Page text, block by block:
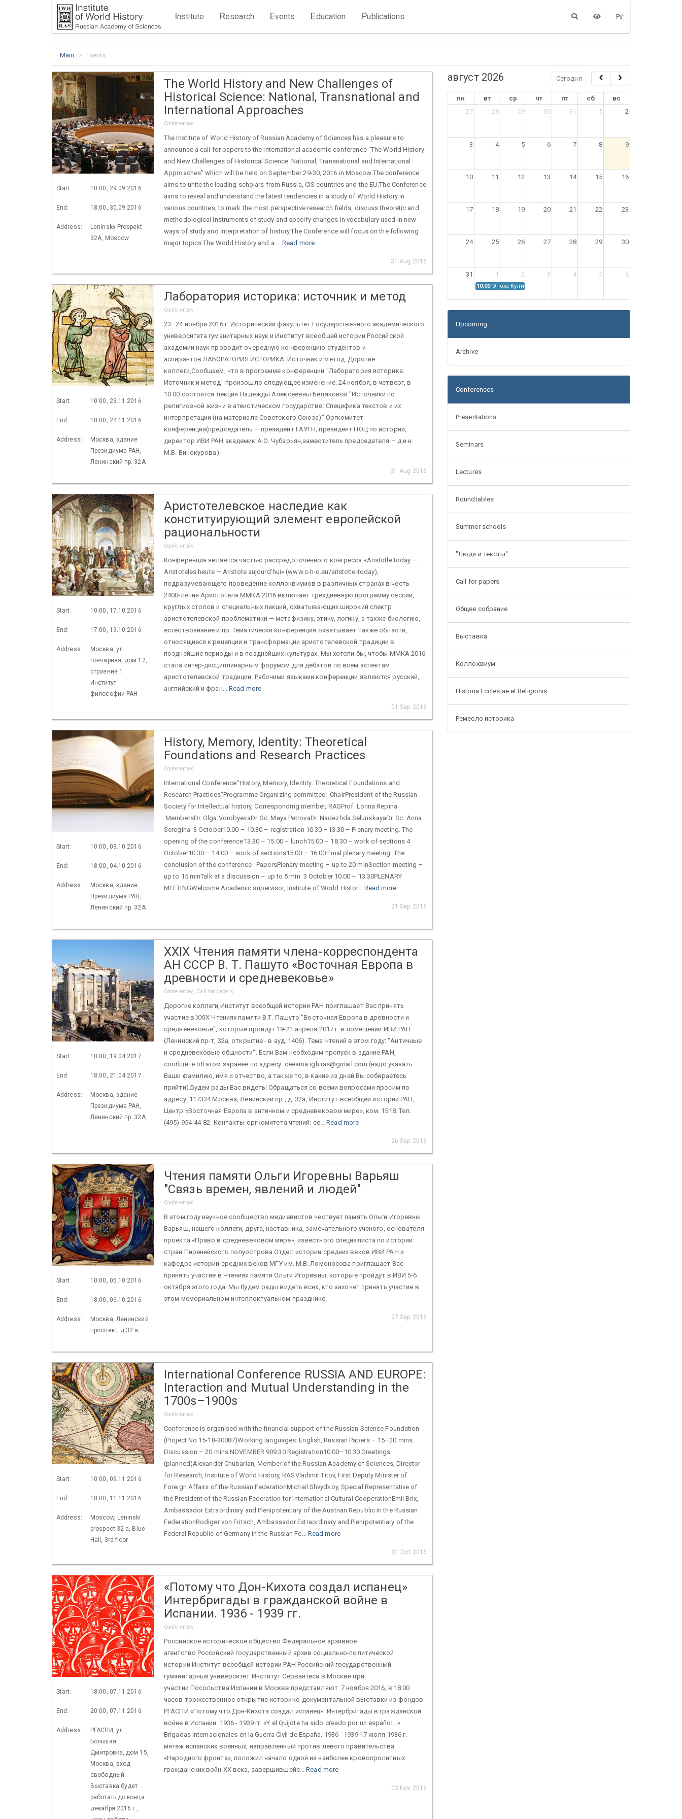
Institute Research Events Education Publications Ру
Main Events
Start: 10:00, 29.09.2016
End: 18:00, 30.09.2016
Address:
Leninsky Prospekt
32A, Moscow
The World History and New Challenges of
Historical Science: National, Transnational and
International Approaches
Conferences
The Institute of World History of Russian Academy of Sciences has a pleasure to
announce a call for papers to the international academic conference “The World History
and New Challenges of Historical Science: National, Transnational and International
Approaches” which will be held on September 29-30, 2016 in Moscow.The conference
aims to unite the leading scholars from Russia, CIS countries and the EU.The Conference
aims to reveal and understand the latest tendencies in a study of World History in
various countries, to mark the most perspective research fields, discuss theoretic and
methodological instruments of study and specify changes in vocabulary used in new
ways of study and interpretation of history.The Conference will focus on the following
major topics:The World History and a ...Read more
31 Aug 2016
Start: 10:00, 23.11.2016
End: 18:00, 24.11.2016
Address:
Москва, здание
Президиума РАН,
Ленинский пр. 32А
Лаборатория историка: источник и метод
Conferences
23–24 ноября 2016 г. Исторический факультет Государственного академического
университета гуманитарных наук и Институт всеобщей истории Российской
академии наук проводит очередную конференцию студентов и
аспирантов ЛАБОРАТОРИЯ ИСТОРИКА: Источник и метод. Дорогие
коллеги,Сообщаем, что в программе конференции "Лаборатория историка:
Источник и метод" произошло следующее изменение. 24 ноября, в четверг, в
10.00 состоится лекция Надежды Алексеевны Беляковой "Источники по
религиозной жизни в атеистическом государстве: Специфика текстов и их
интерпретации (на материале Советского Союза)".Оргкомитет
конференции(председатель – президент ГАУГН, президент НОЦ по истории,
директор ИВИ РАН академик А.О. Чубарьян,заместитель председателя – д.и.н.
М.В. Винокурова).
31 Aug 2016
Start: 10:00, 17.10.2016
End: 17:00, 19.10.2016
Address:
Москва, ул.
Гончарная, дом 12,
строение 1
Институт
философии РАН
Аристотелевское наследие как
конституирующий элемент европейской
рациональности
Conferences
Конференция является частью рассредоточенного конгресса «Aristotle today —
Aristoteles heute — Aristote aujourd’hui» (www.c-h-o.eu/aristotle-today),
подразумевающего проведение коллоквиумов в различных странах в честь
2400-летия Аристотеля.ММКА 2016 включает трёхдневную программу сессий,
круглых столов и специальных лекций, охватывающих широкий спектр
аристотелевской проблематики — метафизику, этику, логику, а также биологию,
естествознание и пр. Тематически конференция охватывает также области,
относящиеся к рецепции и трансформации аристотелевской традиции в
позднейшие периоды и в позднейших культурах. Мы хотели бы, чтобы ММКА 2016
стала интер-дисциплинарным форумом для дебатов по всем аспектам
аристотелевской традиции. Рабочими языками конференции являются русский,
английский и фран...Read more
01 Sep 2016
Start: 10:00, 03.10.2016
End: 18:00, 04.10.2016
Address:
Москва, здание
Президиума РАН,
Ленинский пр. 32А
History, Memory, Identity: Theoretical
Foundations and Research Practices
Conferences
International Conference“History, Memory, Identity: Theoretical Foundations and
Research Practices”Programme Organizing committee: ChairPresident of the Russian
Society for Intellectual history, Corresponding member, RASProf. Lorina Repina
MembersDr. Olga VorobyevaDr. Sc. Maya PetrovaDr. Nadezhda SelunskayaDr. Sc. Anna
Seregina 3 October10.00 – 10.30 – registration 10.30 –13.30 – Plenary meeting. The
opening of the conference13.30 – 15.00 – lunch15.00 – 18.30 – work of sections 4
October10.30 – 14.00 – work of sections15.00 – 16.00 Final plenary meeting. The
conclusion of the conference PapersPlenary meeting – up to 20 minSection meeting –
up to 15 minTalk at a discussion – up to 5 min 3 October 10.00 – 13.30PLENARY
MEETINGWelcome:Academic supervisor, Institute of World Histor... Read more
21 Sep 2016
Start: 10:00, 19.04.2017
End: 18:00, 21.04.2017
Address:
Москва, здание
Президиума РАН,
Ленинский пр. 32А
XXIХ Чтения памяти члена-корреспондента
АН СССР В. Т. Пашуто «Восточная Европа в
древности и средневековье»
Conferences, Call for papers
Дорогие коллеги,Институт всеобщей истории РАН приглашает Вас принять
участие в XXIX Чтениях памяти В.Т. Пашуто "Восточная Европа в древности и
средневековье", которые пройдут 19-21 апреля 2017 г. в помещении ИВИ РАН
(Ленинский пр-т, 32а, открытие - в ауд. 1406). Тема Чтений в этом году: "Античные
и средневековые общности". Если Вам необходим пропуск в здание РАН,
сообщите об этом заранее по адресу: ceeama.igh.ras@gmail.com (надо указать
Ваши фамилию, имя и отчество, а также то, в какие из дней Вы собираетесь
прийти).Будем рады Вас видеть! Обращаться со всеми вопросами просим по
адресу: 117334 Москва, Ленинский пр., д. 32а, Институт всеобщей истории РАН,
Центр «Восточная Европа в античном и средневековом мире», ком. 1518. Тел.
(495) 954-44-82. Контакты оргкомитета чтений: ce...Read more
26 Sep 2016
Start: 10:00, 05.10.2016
End: 18:00, 06.10.2016
Address:
Москва, Ленинский
проспект, д.32 а
Чтения памяти Ольги Игоревны Варьяш
"Связь времен, явлений и людей"
Conferences
В этом году научное сообщество медиевистов чествует память Ольги Игоревны
Варьяш, нашего коллеги, друга, наставника, замечательного ученого, основателя
проекта «Право в средневековом мире», известного специалиста по истории
стран Пиренейского полуострова.Отдел истории средних веков ИВИ РАН и
кафедра истории средних веков МГУ им. М.В. Ломоносова приглашает Вас
принять участие в Чтениях памяти Ольги Игоревны, которые пройдут в ИВИ 5-6
октября этого года. Мы будем рады видеть всех, кто захочет принять участие в
этом мемориальном интеллектуальном празднике.
27 Sep 2016
Start: 10:00, 09.11.2016
End: 18:00, 11.11.2016
Address:
Moscow, Leninski
prospect 32 a, Blue
Hall, 3rd floor
International Conference RUSSIA AND EUROPE:
Interaction and Mutual Understanding in the
1700s–1900s
Conferences
Conference is organised with the financial support of the Russian Science Foundation
(Project No 15-18-30087)Working languages: English, Russian Papers – 15–20 mins.
Discussion – 20 mins.NOVEMBER 909.30 Registration10.00–10.30 Greetings
(planned)Alexander Chubarian, Member of the Russian Academy of Sciences, Director
for Research, Institute of World History, RASVladimir Titov, First Deputy Minister of
Foreign Affairs of the Russian FederationMichail Shvydkoy, Special Representative of
the President of the Russian Federation for International Cultural CooperationEmil Brix,
Ambassador Extraordinary and Plenipotentiary of the Austrian Republic in the Russian
FederationRodiger von Fritsch, Ambassador Extraordinary and Plenipotentiary of the
Federal Republic of Germany in the Russian Fe... Read more
31 Oct 2016
Start: 18:00, 07.11.2016
End: 20:00, 07.11.2016
Address:
РГАСПИ, ул.
Большая
Дмитровка, дом 15,
Москва, вход
свободный.
Выставка будет
работать до конца
декабря 2016 г.,
«Потому что Дон-Кихота создал испанец»
Интербригады в гражданской войне в
Испании. 1936 - 1939 гг.
Conferences
Российское историческое общество Федеральное архивное
агентство Российский государственный архив социально-политической
истории Институт всеобщей истории РАН Российский государственный
гуманитарный университет Институт Сервантеса в Москве при
участии Посольства Испании в Москве представляют 7 ноября 2016, в 18:00
часов торжественное открытие историко-документальной выставки из фондов
РГАСПИ «Потому что Дон-Кихота создал испанец» Интербригады в гражданской
войне в Испании. 1936 - 1939 гг. «Y el Quijote ha sido creado por un español…»
Brigadas Internacionales en la Guerra Civil de España. 1936 - 1939 17 июля 1936 г.
мятеж испанских военных, направленный против левого правительства
«Народного фронта», положил начало одной из наиболее кровопролитных
гражданских войн XX века, завершившейс...Read more
03 Nov 2016
август 2026 Сегодня
пн вт ср чт пт сб
вс
27
28 29 30 31 1 2
3 4 5 6 7 8 9
10 11 12 13 14 15 16
17 18 19 20 21 22 23
24 25 26 27 28 29 30
31 1 2 3 4 5 6
10:00 Эпоха Куликовской битвы: Проблемы источниковедения
Upcoming
Archive
Conferences
Presentations
Seminars
Lectures
Roundtables
Summer schools
"Люди и тексты"
Call for papers
Общее собрание
Выставка
Коллоквиум
Historia Ecclesiae et Religionis
Ремесло историка